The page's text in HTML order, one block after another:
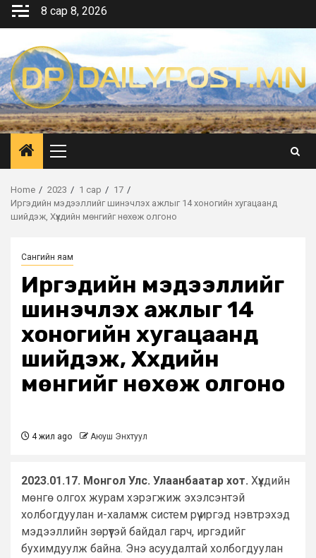
Skip
8 сар 8, 2026
Primary
Menu
Home 2023 1 сар
17
Иргэдийн мэдээллийг шинэчлэх ажлыг 14 хоногийн хугацаанд
шийдэж, Хүүхдийн мөнгийг нөхөж олгоно
Сангийн яам
Иргэдийн мэдээллийг
шинэчлэх ажлыг 14
хоногийн хугацаанд
шийдэж, Хүүхдийн
мөнгийг нөхөж олгоно
4 жил ago Аюуш Энхтуул
2023.01.17. Монгол Улс. Улаанбаатар хот. Хүүхдийн
мөнгө олгох журам хэрэгжиж эхэлсэнтэй
холбогдуулан и-халамж систем рүү иргэд нэвтрэхэд
мэдээллийн зөрүүтэй байдал гарч, иргэдийг
бухимдуулж байна. Энэ асуудалтай холбогдуулан